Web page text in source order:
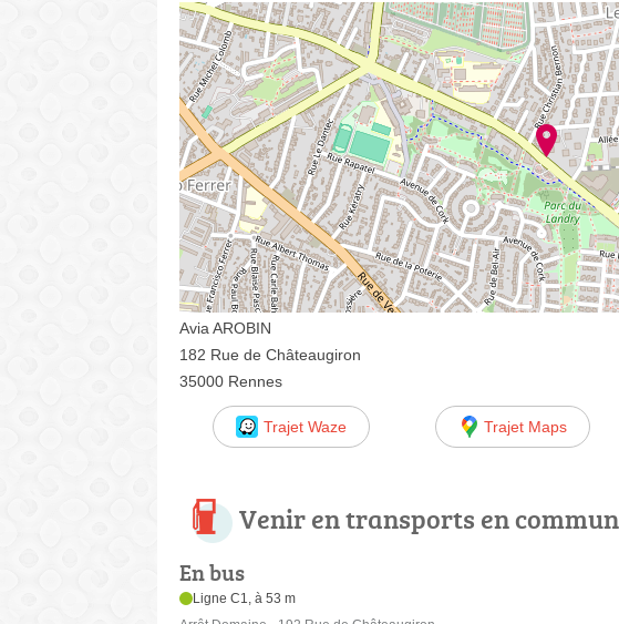
Avia AROBIN
182 Rue de Châteaugiron
35000 Rennes
Trajet Waze Trajet Maps
Venir en transports en commun
En bus
Ligne C1, à 53 m